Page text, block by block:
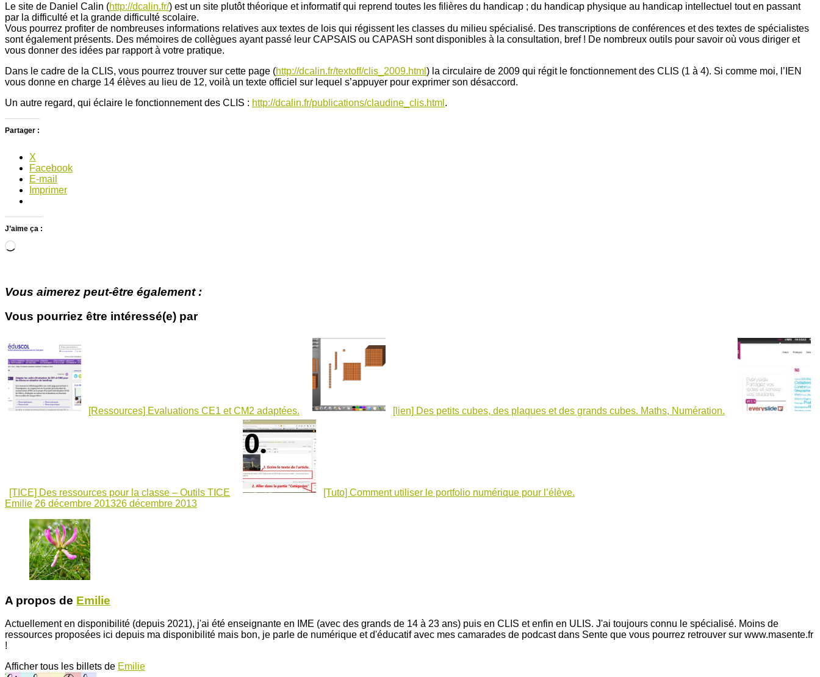
Le site de Daniel Calin (http://dcalin.fr/) est un site plutôt théorique et informatif qui reprend toutes les filières du handicap ; du handicap physique au handicap intellectuel tout en passant
par la difficulté et la grande difficulté scolaire.
Vous pourrez profiter de nombreuses informations relatives aux textes de lois qui régissent les classes du milieu spécialisé. Des transcriptions de conférences et des textes de spécialistes
sont également présents. Des mémoires de collègues ayant passé leur CAPSAIS ou CAPASH sont disponibles à la consultation, bref ! De nombreux outils pour savoir où vous diriger et
vous donner des idées par rapport à votre pratique.
Dans le cadre de la CLIS, vous pourrez trouver sur cette page (http://dcalin.fr/textoff/clis_2009.html ) la circulaire de 2009 qui régit le fonctionnement des CLIS (1 à 4). Si comme moi, l’IEN
vous donne en charge 14 élèves au lieu de 12, voilà un texte officiel sur lequel s’appuyer pour exprimer son désaccord.
Un autre regard, qui éclaire le fonctionnement des CLIS : http://dcalin.fr/publications/claudine_clis.html .
Partager :
X
Facebook
E-mail
Imprimer
J’aime ça :
Chargement…
Vous aimerez peut-être également :
Vous pourriez être intéressé(e) par
[Ressources] Evaluations CE1 et CM2 adaptées. [lien] Des petits cubes, des plaques et des grands cubes. Maths, Numération.
[TICE] Des ressources pour la classe – Outils TICE
[Tuto] Comment utiliser le portfolio numérique pour l’élève.
Emilie 26 décembre 201326 décembre 2013
A propos de Emilie
Actuellement en disponibilité (depuis 2021), j'ai été enseignante en IME (avec des grands de 14 à 23 ans) puis en CLIS et enfin en ULIS. J'ai toujours connu le spécialisé. Moins de
ressources proposées ici depuis ma disponibilité mais bon, je parle de numérique et d'éducatif avec mes camarades de podcast dans Sente que vous pourrez retrouver sur www.masente.fr
!
Afficher tous les billets de Emilie